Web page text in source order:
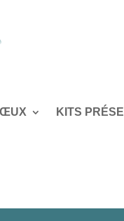
KITS